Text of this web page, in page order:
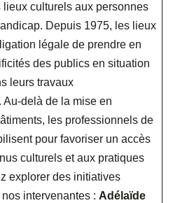
lieux culturels aux personnes
Depuis 1975, les lieux
légale de prendre en
des publics en situation
leurs travaux
Au-delà de la mise en
les professionnels de
pour favoriser un accès
culturels et aux pratiques
explorer des initiatives
intervenantes : Adélaïde